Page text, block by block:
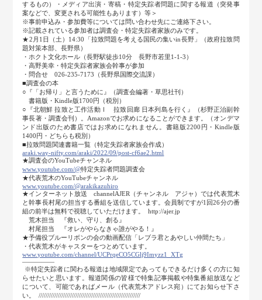
するもの）・メディア出演・寄稿・特定失踪者問題に関する報道（突発事
案などで、変更される可能性もあります）等＞
※事前申込み・参加費等については問い合わせ先にご連絡下さい。
※記載されている参加者は調査会・特定失踪者家族のみです。
★2月1日（土）14:30「拉致問題を考える国民の集いin長野」（政府拉致問
題対策本部、長野県）
・ホクト文化ホール（長野駅徒歩10分 長野市若里1-1-3）
・高野美幸・特定失踪者家族会幹事が参加
・問合せ 026-235-7173（長野県国際交流課）
■調査会の本
○『「お帰り」と言うために』（調査会編著・草思社刊）
書籍版・Kindle版1700円（税別）
○『北朝鮮 拉致と工作活動Ⅰ 拉致回廊 日本列島を行く』（杉野正治副幹
事長著・調査会刊）。Amazonでお求めになることができます。（オンデマ
ンド出版のため書店ではお求めになれません。書籍版2200円・Kindle版
1400円・どちらも税別）
■拉致問題関連書籍一覧（特定失踪者家族会作成）
araki.way-nifty.com/araki/2022/09/post-cf6ae2.html
★調査会のYouTubeチャンネル
www.youtube.com/@特定失踪者問題調査会
★代表荒木のYouTubeチャンネル
www.youtube.com/@arakikazuhiro
★インターネット放送 channelAJER（チャンネル アジャ）では代表荒木
と幹事長村尾の担当する番組を送信しています。会員制ですが1回26分の番
組の前半は無料で視聴していただけます。 http://ajer.jp
荒木担当 『救い、守り、創る』
村尾担当 『オレがやらなきゃ誰がやる！』
★予備役ブルーリボンの会の動画配信「レブラ君とあやしい仲間たち」
・代表荒木がキャスターをつとめています。
www.youtube.com/channel/UCPrqeCO5CGlj9Imyzz1_XTg
―――――
※特定失踪者に関わる報道は地域限定であってもできるだけ多くの方に知
らせたいと思います。報道関係の皆様で特集記事掲載や特集番組放送など
について、可能であればメール（代表荒木アドレス宛）にてお知らせ下さ
い。 //////////////////////////////////////////////////////////